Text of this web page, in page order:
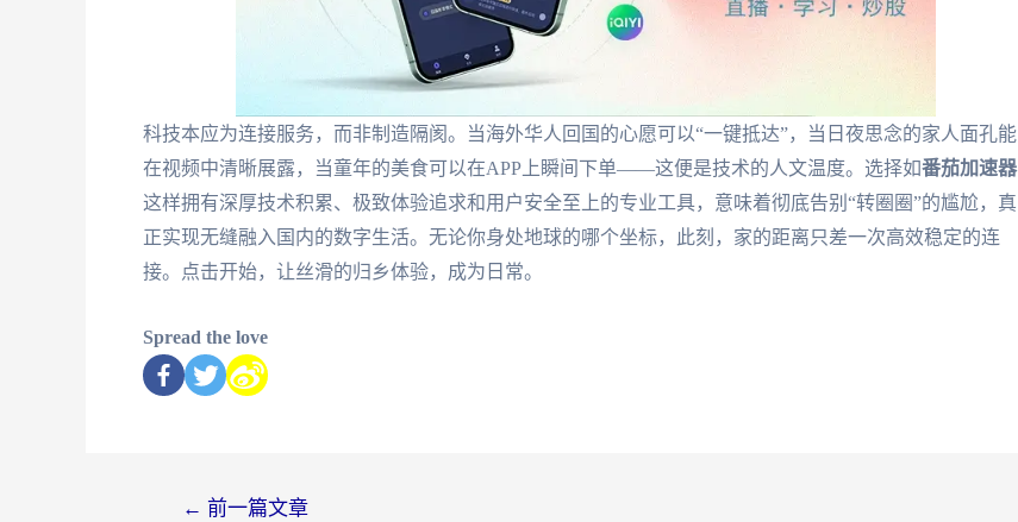
科技本应为连接服务，而非制造隔阂。当海外华人回国的心愿可以“一键抵达”，当日夜思念的家人面孔能
在视频中清晰展露，当童年的美食可以在APP上瞬间下单——这便是技术的人文温度。选择如番茄加速器
这样拥有深厚技术积累、极致体验追求和用户安全至上的专业工具，意味着彻底告别“转圈圈”的尴尬，真
正实现无缝融入国内的数字生活。无论你身处地球的哪个坐标，此刻，家的距离只差一次高效稳定的连
接。点击开始，让丝滑的归乡体验，成为日常。
Spread the love
← 前一篇文章